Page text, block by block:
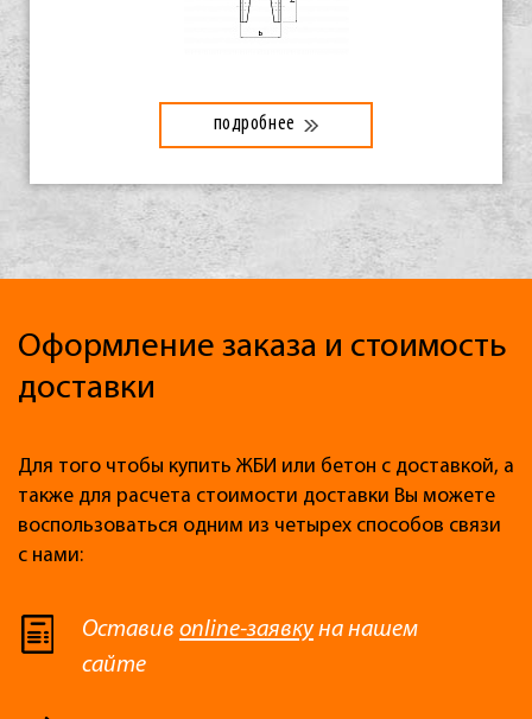
подробнее
Оформление заказа и стоимость
доставки
Для того чтобы купить ЖБИ или бетон с доставкой, а
также для расчета стоимости доставки Вы можете
воспользоваться одним из четырех способов связи
с нами:
Оставив online-заявкуна нашем
сайте